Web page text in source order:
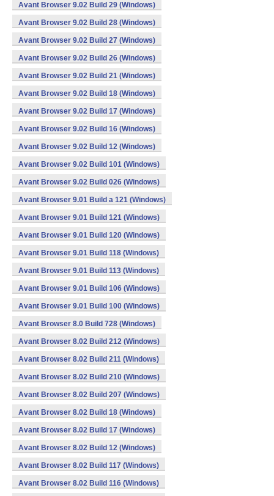
Avant Browser 9.02 Build 29 (Windows)
Avant Browser 9.02 Build 28 (Windows)
Avant Browser 9.02 Build 27 (Windows)
Avant Browser 9.02 Build 26 (Windows)
Avant Browser 9.02 Build 21 (Windows)
Avant Browser 9.02 Build 18 (Windows)
Avant Browser 9.02 Build 17 (Windows)
Avant Browser 9.02 Build 16 (Windows)
Avant Browser 9.02 Build 12 (Windows)
Avant Browser 9.02 Build 101 (Windows)
Avant Browser 9.02 Build 026 (Windows)
Avant Browser 9.01 Build a 121 (Windows)
Avant Browser 9.01 Build 121 (Windows)
Avant Browser 9.01 Build 120 (Windows)
Avant Browser 9.01 Build 118 (Windows)
Avant Browser 9.01 Build 113 (Windows)
Avant Browser 9.01 Build 106 (Windows)
Avant Browser 9.01 Build 100 (Windows)
Avant Browser 8.0 Build 728 (Windows)
Avant Browser 8.02 Build 212 (Windows)
Avant Browser 8.02 Build 211 (Windows)
Avant Browser 8.02 Build 210 (Windows)
Avant Browser 8.02 Build 207 (Windows)
Avant Browser 8.02 Build 18 (Windows)
Avant Browser 8.02 Build 17 (Windows)
Avant Browser 8.02 Build 12 (Windows)
Avant Browser 8.02 Build 117 (Windows)
Avant Browser 8.02 Build 116 (Windows)